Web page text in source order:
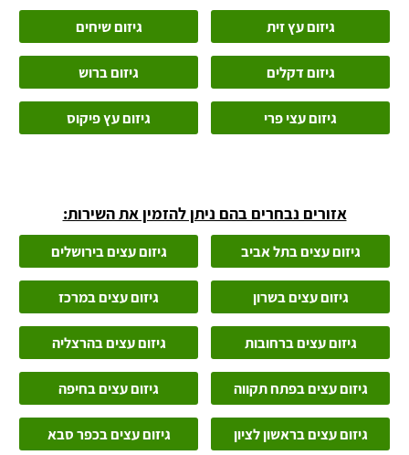
גיזום עץ זית גיזום שיחים
גיזום דקלים גיזום ברוש
גיזום עצי פרי גיזום עץ פיקוס
אזורים נבחרים בהם ניתן להזמין את השירות:
גיזום עצים בתל אביב גיזום עצים בירושלים
גיזום עצים בשרון גיזום עצים במרכז
גיזום עצים ברחובות גיזום עצים בהרצליה
גיזום עצים בפתח תקווה גיזום עצים בחיפה
גיזום עצים בראשון לציון גיזום עצים בכפר סבא